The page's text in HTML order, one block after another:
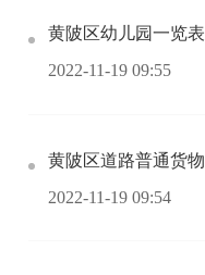
黄陂区幼儿园一览表
2022-11-19 09:55
黄陂区道路普通货
2022-11-19 09:54